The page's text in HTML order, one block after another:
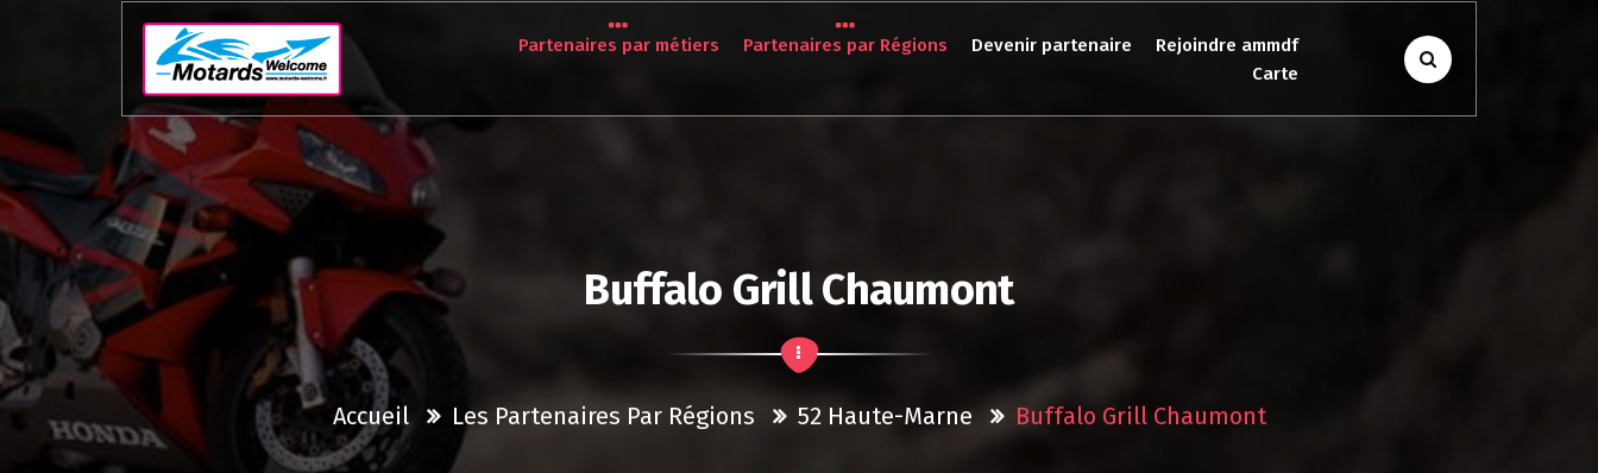
Partenaires par métiers Partenaires par Régions Devenir partenaire
Rejoindre ammdf
Carte
Buffalo Grill Chaumont
Accueil Les Partenaires Par Régions 52 Haute-Marne Buffalo Grill Chaumont